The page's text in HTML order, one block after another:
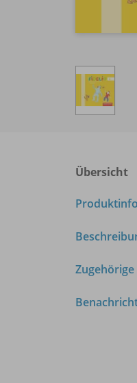
Übersicht